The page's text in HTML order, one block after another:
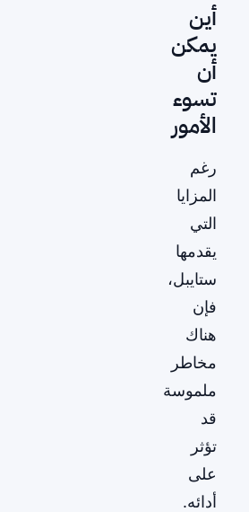
أين
يمكن
أن
تسوء
الأمور
رغم
المزايا
التي
يقدمها
ستايبل،
فإن
هناك
مخاطر
ملموسة
قد
تؤثر
على
أدائه.